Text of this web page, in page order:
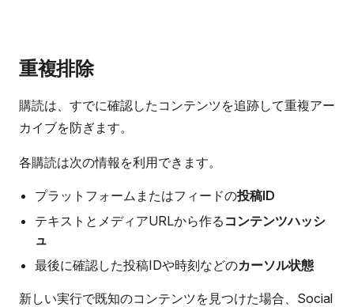
重複排除
購読は、すでに確認したコンテンツを追跡して重複アー
カイブを防ぎます。
各購読は次の情報を利用できます。
プラットフォームまたはフィードの投稿ID
テキストとメディアURLから作る コンテンツハッシ
ュ
最後に確認した投稿IDや時刻などのカーソル状態
新しい実行で既知のコンテンツを見つけた場合、Social